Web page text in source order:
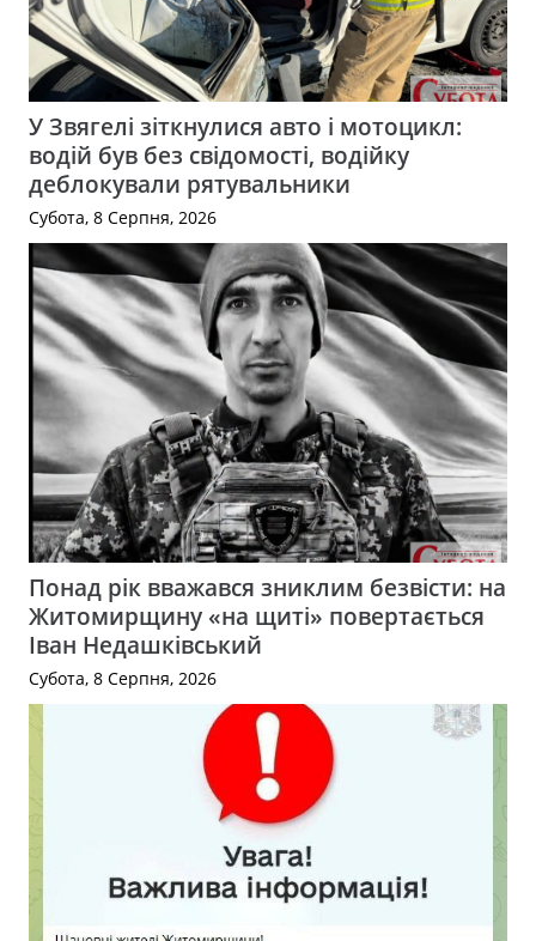
У Звягелі зіткнулися авто і мотоцикл:
водій був без свідомості, водійку
деблокували рятувальники
Субота, 8 Серпня, 2026
Понад рік вважався зниклим безвісти: на
Житомирщину «на щиті» повертається
Іван Недашківський
Субота, 8 Серпня, 2026